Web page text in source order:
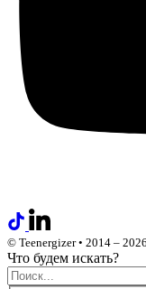
© Teenergizer • 2014 – 2026
Что будем искать?